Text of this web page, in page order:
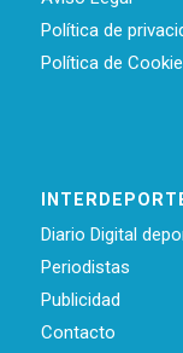
Política de
Política de
Diario Digital
Periodistas
Publicidad
Contacto